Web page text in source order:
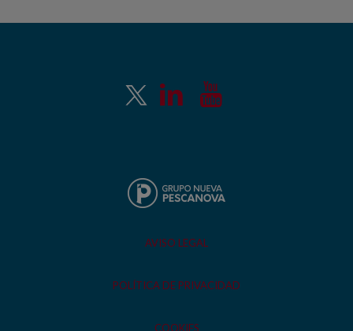
AVISO LEGAL
POLÍTICA DE PRIVACIDAD
COOKIES